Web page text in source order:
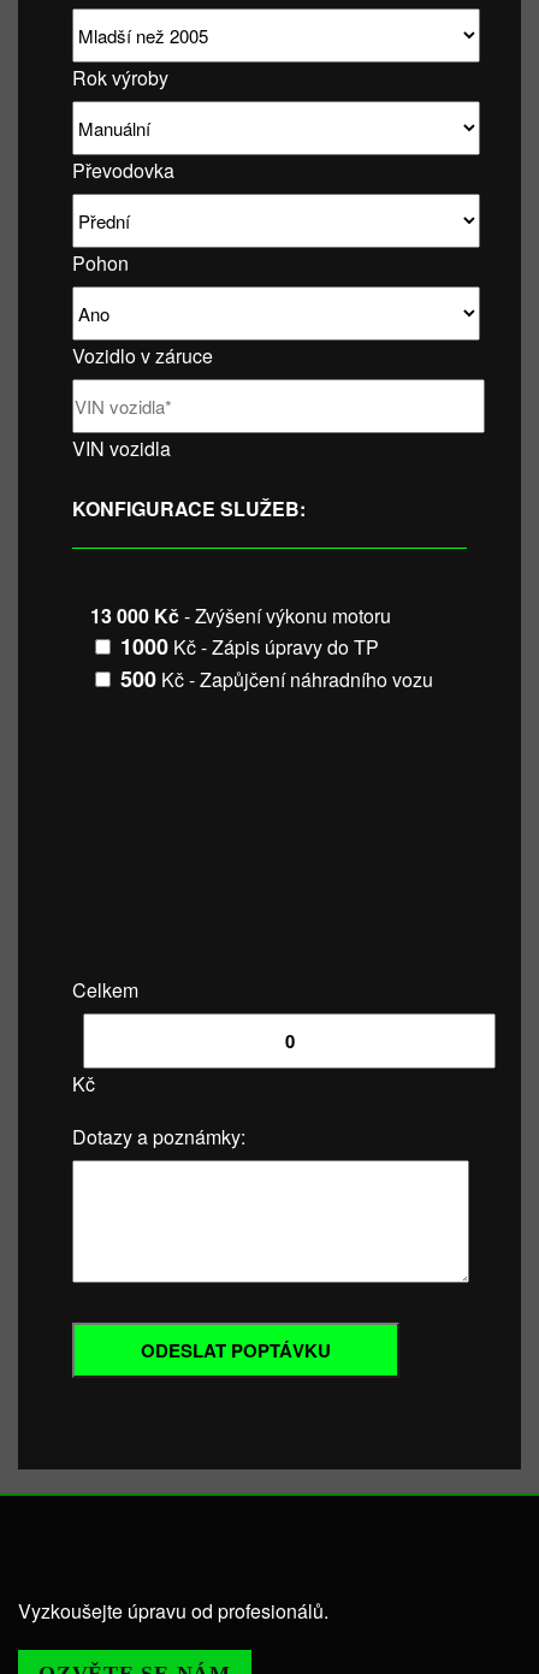
Rok výroby
Převodovka
Pohon
Vozidlo v záruce
VIN vozidla
KONFIGURACE SLUŽEB:
13 000 Kč- Zvýšení výkonu motoru
1000 Kč - Zápis úpravy do TP
500 Kč - Zapůjčení náhradního vozu
Celkem
Kč
Dotazy a poznámky:
Vyzkoušejte úpravu od profesionálů.